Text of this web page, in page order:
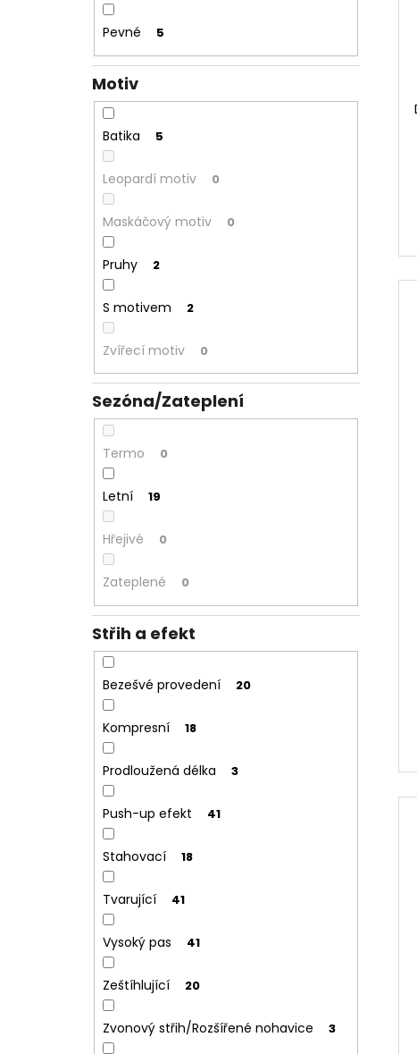
Pevné 5
Motiv
Batika 5
Leopardí motiv 0
Maskáčový motiv 0
Pruhy 2
S motivem 2
Zvířecí motiv 0
Sezóna/Zateplení
Termo 0
Letní 19
Hřejivé 0
Zateplené 0
Střih a efekt
Bezešvé provedení 20
Kompresní 18
Prodloužená délka 3
Push-up efekt 41
Stahovací 18
Tvarující 41
Vysoký pas 41
Zeštíhlující 20
Zvonový střih/Rozšířené nohavice 3